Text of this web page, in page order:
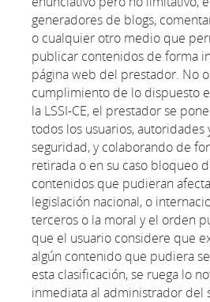
generadores de blogs,
o cualquier otro medio que
publicar contenidos de forma
página web del prestador. No
cumplimiento de lo dispuesto
la LSSI-CE, el prestador se
todos los usuarios, autoridades
seguridad, y colaborando de
retirada o en su caso bloqueo
contenidos que pudieran
legislación nacional, o
terceros o la moral y el orden
que el usuario considere que
algún contenido que pudiera
esta clasificación, se ruega lo
inmediata al administrador del